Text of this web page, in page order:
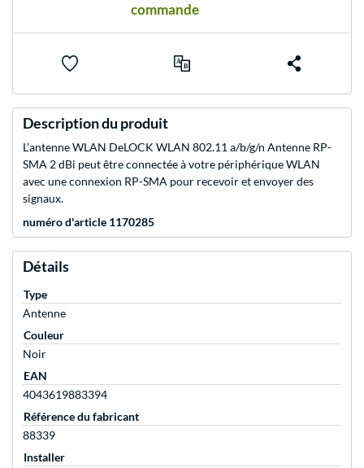
commande
Description du produit
L’antenne WLAN DeLOCK WLAN 802.11 a/b/g/n Antenne RP-
SMA 2 dBi peut être connectée à votre périphérique WLAN
avec une connexion RP-SMA pour recevoir et envoyer des
signaux.
numéro d'article 1170285
Détails
Type
Antenne
Couleur
Noir
EAN
4043619883394
Référence du fabricant
88339
Installer